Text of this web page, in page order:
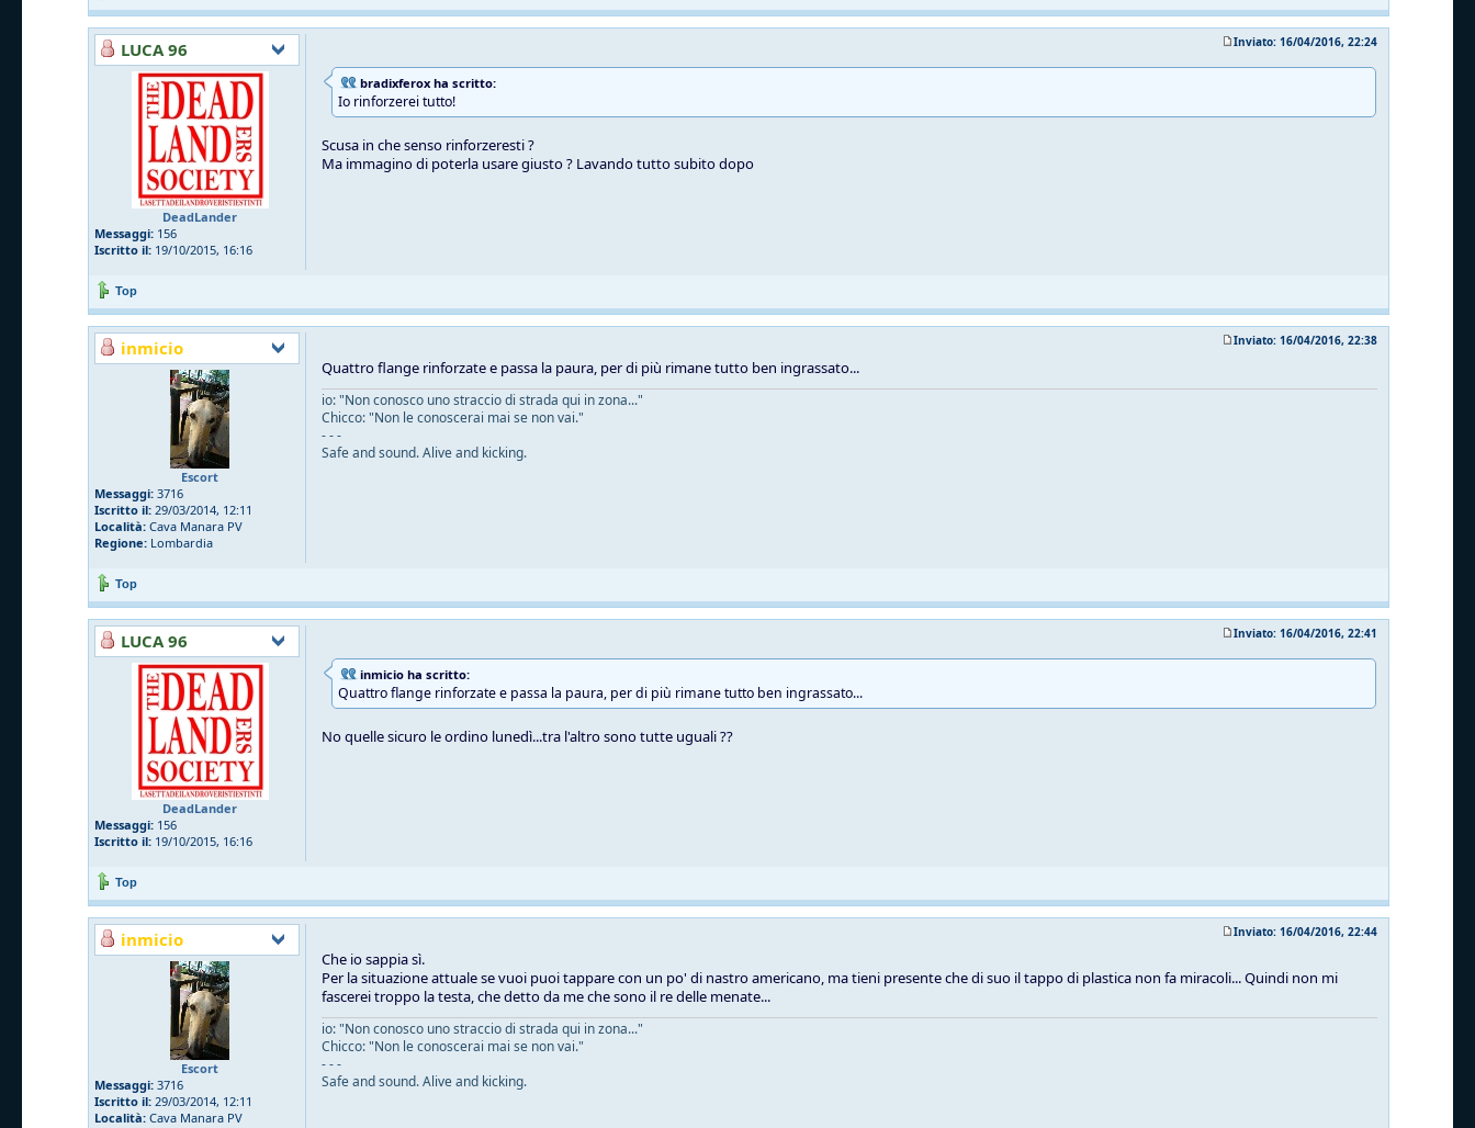
LUCA 96
DeadLander
Messaggi: 156
Iscritto il: 19/10/2015, 16:16
Inviato: 16/04/2016, 22:24
bradixferox ha scritto:
Io rinforzerei tutto!
Scusa in che senso rinforzeresti ?
Ma immagino di poterla usare giusto ? Lavando tutto subito dopo
Top
inmicio
Escort
Messaggi: 3716
Iscritto il: 29/03/2014, 12:11
Località: Cava Manara PV
Regione: Lombardia
Inviato: 16/04/2016, 22:38
Quattro flange rinforzate e passa la paura, per di più rimane tutto ben ingrassato...
io: "Non conosco uno straccio di strada qui in zona..."
Chicco: "Non le conoscerai mai se non vai."
- - -
Safe and sound. Alive and kicking.
Top
LUCA 96
DeadLander
Messaggi: 156
Iscritto il: 19/10/2015, 16:16
Inviato: 16/04/2016, 22:41
inmicio ha scritto:
Quattro flange rinforzate e passa la paura, per di più rimane tutto ben ingrassato...
No quelle sicuro le ordino lunedì...tra l'altro sono tutte uguali ??
Top
inmicio
Escort
Messaggi: 3716
Iscritto il: 29/03/2014, 12:11
Località: Cava Manara PV
Inviato: 16/04/2016, 22:44
Che io sappia sì.
Per la situazione attuale se vuoi puoi tappare con un po' di nastro americano, ma tieni presente che di suo il tappo di plastica non fa miracoli... Quindi non mi
fascerei troppo la testa, che detto da me che sono il re delle menate...
io: "Non conosco uno straccio di strada qui in zona..."
Chicco: "Non le conoscerai mai se non vai."
- - -
Safe and sound. Alive and kicking.